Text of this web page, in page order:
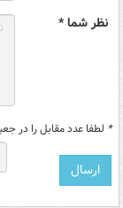
نظر شما *
* لطفا عدد مقابل را در